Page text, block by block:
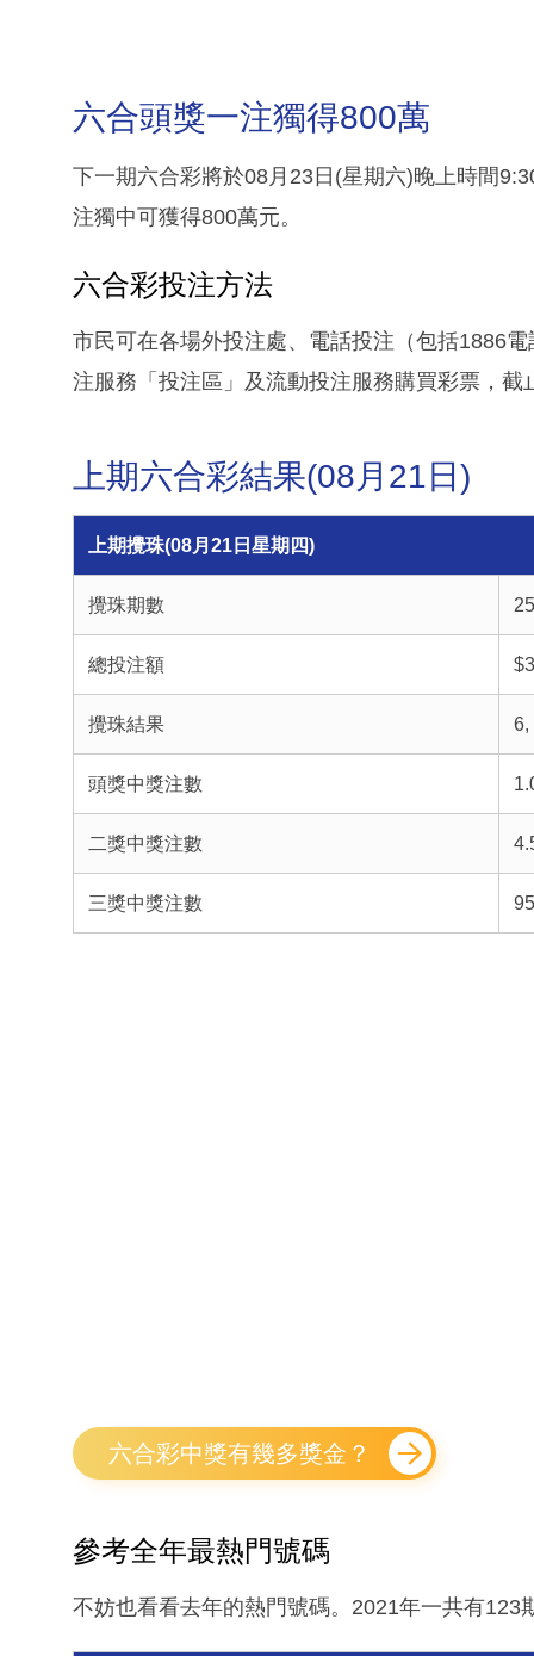
六合頭獎一注獨得800萬
下一期六合彩將於08月23日(星期六)晚上時間
注獨中可獲得800萬元。
六合彩投注方法
市民可在各場外投注處、電話投注（包括1886
注服務「投注區」及流動投注服務購買彩票，
上期六合彩結果(08月21日)
上期攪珠(08月21日星期四)
攪珠期數
總投注額
攪珠結果 6,
頭獎中獎注數
二獎中獎注數
三獎中獎注數
六合彩中獎有幾多獎金？
參考全年最熱門號碼
不妨也看看去年的熱門號碼。2021年一共有